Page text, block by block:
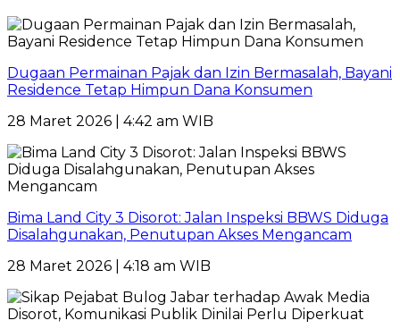
Dugaan Permainan Pajak dan Izin Bermasalah, Bayani
Residence Tetap Himpun Dana Konsumen
28 Maret 2026 | 4:42 am WIB
Bima Land City 3 Disorot: Jalan Inspeksi BBWS Diduga
Disalahgunakan, Penutupan Akses Mengancam
28 Maret 2026 | 4:18 am WIB